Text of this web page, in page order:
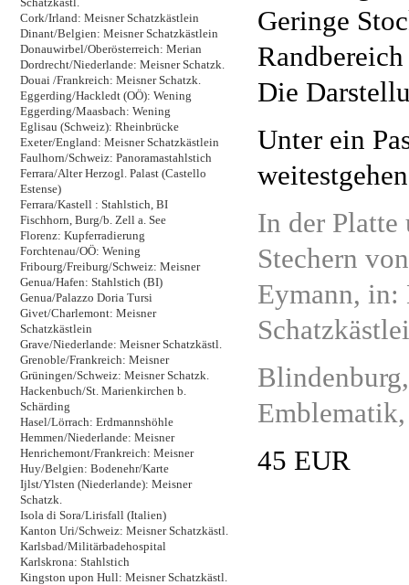
Schatzkästl.
Cork/Irland: Meisner Schatzkästlein
Dinant/Belgien: Meisner Schatzkästlein
Donauwirbel/Oberösterreich: Merian
Dordrecht/Niederlande: Meisner Schatzk.
Douai /Frankreich: Meisner Schatzk.
Eggerding/Hackledt (OÖ): Wening
Eggerding/Maasbach: Wening
Eglisau (Schweiz): Rheinbrücke
Exeter/England: Meisner Schatzkästlein
Faulhorn/Schweiz: Panoramastahlstich
Ferrara/Alter Herzogl. Palast (Castello
Estense)
Ferrara/Kastell : Stahlstich, BI
Fischhorn, Burg/b. Zell a. See
Florenz: Kupferradierung
Forchtenau/OÖ: Wening
Fribourg/Freiburg/Schweiz: Meisner
Genua/Hafen: Stahlstich (BI)
Genua/Palazzo Doria Tursi
Givet/Charlemont: Meisner
Schatzkästlein
Grave/Niederlande: Meisner Schatzkästl.
Grenoble/Frankreich: Meisner
Grüningen/Schweiz: Meisner Schatzk.
Hackenbuch/St. Marienkirchen b.
Schärding
Hasel/Lörrach: Erdmannshöhle
Hemmen/Niederlande: Meisner
Henrichemont/Frankreich: Meisner
Huy/Belgien: Bodenehr/Karte
Ijlst/Ylsten (Niederlande): Meisner
Schatzk.
Isola di Sora/Lirisfall (Italien)
Kanton Uri/Schweiz: Meisner Schatzkästl.
Karlsbad/Militärbadehospital
Karlskrona: Stahlstich
Kingston upon Hull: Meisner Schatzkästl.
Geringe
Die
Unter ein
In der Platte
Stechern
Eymann, in:
45 EUR